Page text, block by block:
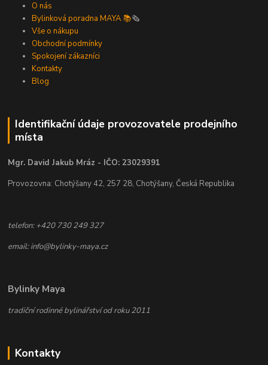
O nás
Bylinková poradna MAYA 📚🗞️
Vše o nákupu
Obchodní podmínky
Spokojení zákazníci
Kontakty
Blog
Identifikační údaje provozovatele prodejního
místa
Mgr. David Jakub Mráz - IČO: 23029391
Provozovna: Chotýšany 42, 257 28, Chotýšany, Česká Republika
telefon: +420 730 249 327
email: info@bylinky-maya.cz
Bylinky Maya
tradiční rodinné bylinářství od roku 2011
Kontakty